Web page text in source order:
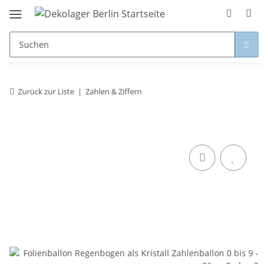
Zurück zur Liste Zahlen & Ziffern